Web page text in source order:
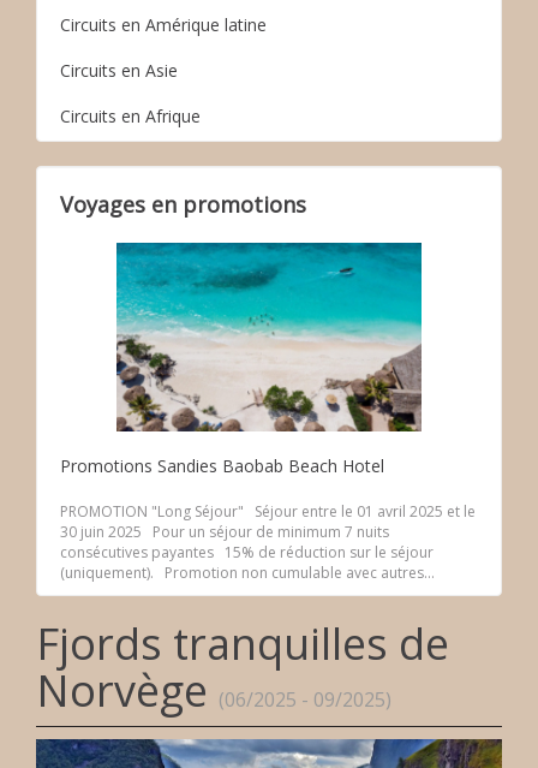
Circuits en Amérique latine
Circuits en Asie
Circuits en Afrique
Voyages en promotions
Promotions Sandies Baobab Beach Hotel
PROMOTION "Long Séjour" Séjour entre le 01 avril 2025 et le
30 juin 2025 Pour un séjour de minimum 7 nuits
consécutives payantes 15% de réduction sur le séjour
(uniquement). Promotion non cumulable avec autres...
Fjords tranquilles de
Norvège (06/2025 - 09/2025)